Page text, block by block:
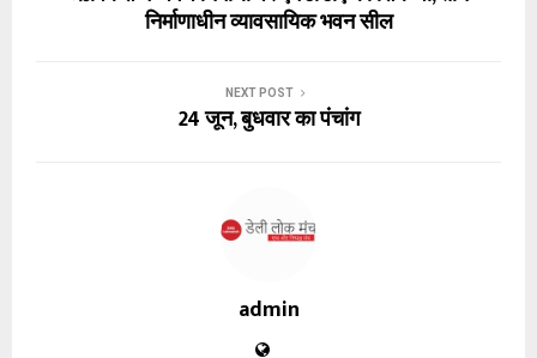
निर्माणाधीन व्यावसायिक भवन सील
NEXT POST
24 जून, बुधवार का पंचांग
admin